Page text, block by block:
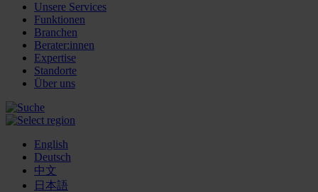
Unsere Services
Funktionen
Branchen
Berater:innen
Expertise
Standorte
Über uns
English
Deutsch
中文
日本語